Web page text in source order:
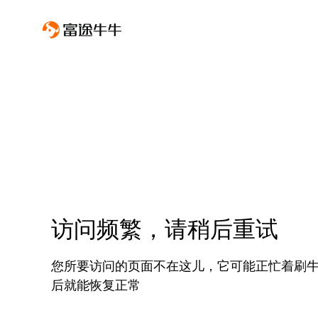
访问频繁，请稍后重试
您所要访问的页面不在这儿，它可能正忙着刷
后就能恢复正常